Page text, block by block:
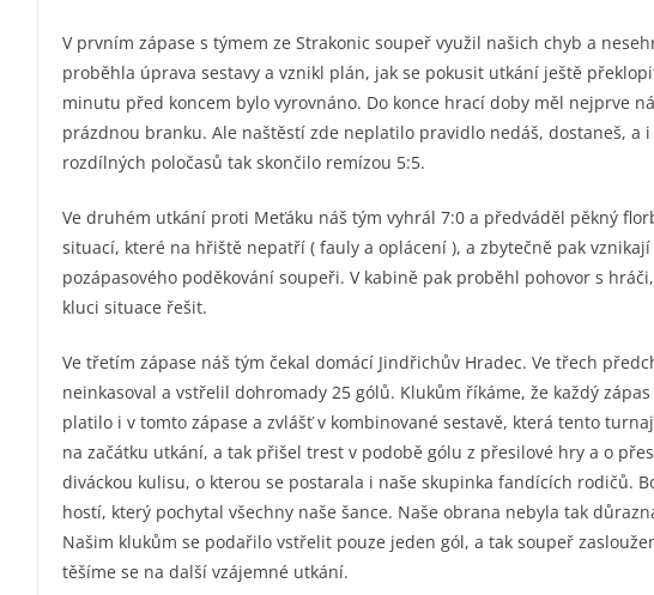
V prvním zápase s týmem ze Strakonic soupeř využil našich chyb a
proběhla úprava sestavy a vznikl plán, jak se pokusit utkání ještě
minutu před koncem bylo vyrovnáno. Do konce hrací doby měl nejprve
prázdnou branku. Ale naštěstí zde neplatilo pravidlo nedáš, dostaneš, a
rozdílných poločasů tak skončilo remízou 5:5.
Ve druhém utkání proti Meťáku náš tým vyhrál 7:0 a předváděl pěkný
situací, které na hřiště nepatří ( fauly a oplácení ), a zbytečně pak
pozápasového poděkování soupeři. V kabině pak proběhl pohovor s
kluci situace řešit.
Ve třetím zápase náš tým čekal domácí Jindřichův Hradec. Ve třech
neinkasoval a vstřelil dohromady 25 gólů. Klukům říkáme, že každý
platilo i v tomto zápase a zvlášť v kombinované sestavě, která tento
na začátku utkání, a tak přišel trest v podobě gólu z přesilové hry a o
diváckou kulisu, o kterou se postarala i naše skupinka fandících rodičů.
hostí, který pochytal všechny naše šance. Naše obrana nebyla tak
Našim klukům se podařilo vstřelit pouze jeden gól, a tak soupeř
těšíme se na další vzájemné utkání.